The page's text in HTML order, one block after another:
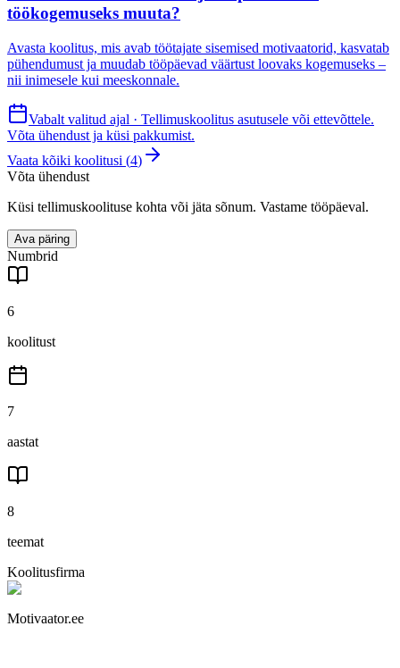
töökogemuseks muuta?
Avasta koolitus, mis avab töötajate sisemised motivaatorid, kasvatab
pühendumust ja muudab tööpäevad väärtust loovaks kogemuseks –
nii inimesele kui meeskonnale.
Vabalt valitud ajal · Tellimuskoolitus asutusele või ettevõttele.
Võta ühendust ja küsi pakkumist.
Vaata kõiki koolitusi (4)
Võta ühendust
Küsi tellimuskoolituse kohta või jäta sõnum. Vastame tööpäeval.
Ava päring
Numbrid
6
koolitust
7
aastat
8
teemat
Koolitusfirma
Motivaator.ee